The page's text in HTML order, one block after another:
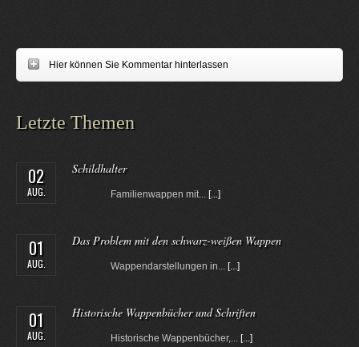
Hier können Sie Kommentar hinterlassen
Letzte Themen
02
AUG.
Schildhalter
Familienwappen mit... [...]
01
AUG.
Das Problem mit den schwarz-weißen Wappen
Wappendarstellungen in... [...]
01
AUG.
Historische Wappenbücher und Schriften
Historische Wappenbücher,... [...]